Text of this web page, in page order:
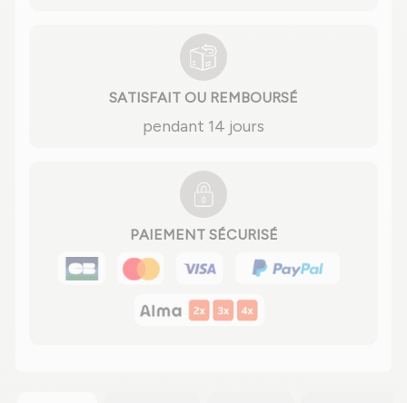
SATISFAIT OU REMBOURSÉ
pendant 14 jours
PAIEMENT SÉCURISÉ